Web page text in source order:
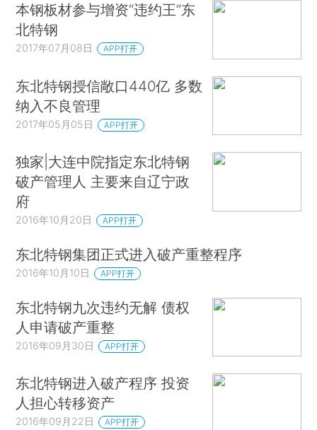
本钢板材参与增资“违约王”东
北特钢
2017年07月08日 APP打开
东北特钢授信敞口440亿 多数
纳入不良管理
2017年05月05日 APP打开
独家|大连中院指定东北特钢
破产管理人 主要来自辽宁政
府
2016年10月20日 APP打开
东北特钢集团正式进入破产重整程序
2016年10月10日 APP打开
东北特钢九次违约无解 债权
人申请破产重整
2016年09月30日 APP打开
东北特钢进入破产程序 投资
人担心转移资产
2016年09月22日 APP打开